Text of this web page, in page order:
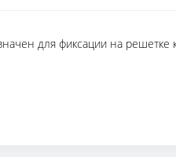
для фиксации на